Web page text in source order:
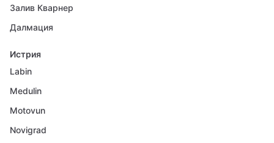
Залив Кварнер
Далмация
Истрия
Labin
Medulin
Motovun
Novigrad